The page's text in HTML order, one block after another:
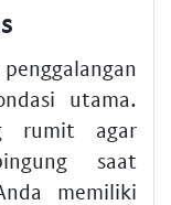
utama.
rumit agar
saat
memiliki